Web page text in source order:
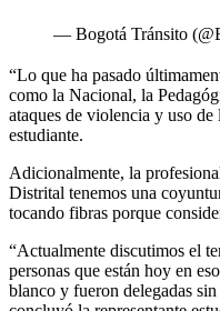
— Bogotá Tránsito
“Lo que ha pasado
como la Nacional, la
ataques de violencia y uso de
estudiante.
Adicionalmente, la
Distrital tenemos una
tocando fibras porque
“Actualmente discutimos el
personas que están hoy en
blanco y fueron delegadas